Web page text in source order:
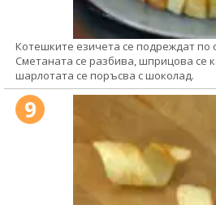
Котешките езичета се подреждат по
Сметаната се разбива, шприцова се
шарлотата се поръсва с шоколад.
9